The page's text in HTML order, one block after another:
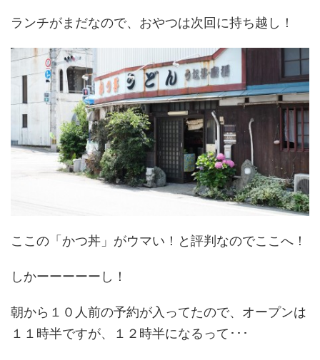
ランチがまだなので、おやつは次回に持ち越し！
ここの「かつ丼」がウマい！と評判なのでここへ！
しかーーーーーし！
朝から１０人前の予約が入ってたので、オープンは
１１時半ですが、１２時半になるって･･･